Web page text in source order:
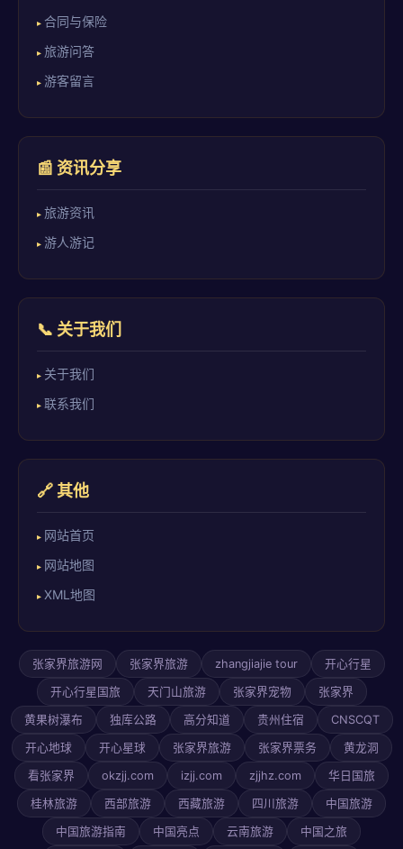
合同与保险
旅游问答
游客留言
📰 资讯分享
旅游资讯
游人游记
📞 关于我们
关于我们
联系我们
🔗 其他
网站首页
网站地图
XML地图
张家界旅游网 张家界旅游 zhangjiajie tour 开心行星
开心行星国旅 天门山旅游 张家界宠物 张家界
黄果树瀑布 独库公路 高分知道 贵州住宿 CNSCQT
开心地球 开心星球 张家界旅游 张家界票务 黄龙洞
看张家界 okzjj.com izjj.com zjjhz.com 华日国旅
桂林旅游 西部旅游 西藏旅游 四川旅游 中国旅游
中国旅游指南 中国亮点 云南旅游 中国之旅